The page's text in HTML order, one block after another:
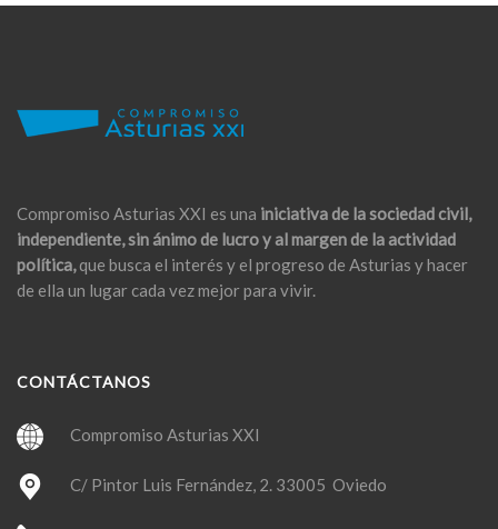
Compromiso Asturias XXI es una iniciativa de la sociedad civil,
independiente, sin ánimo de lucro y al margen de la actividad
política,que busca el interés y el progreso de Asturias y hacer
de ella un lugar cada vez mejor para vivir.
CONTÁCTANOS
Compromiso Asturias XXI
C/ Pintor Luis Fernández, 2. 33005 Oviedo